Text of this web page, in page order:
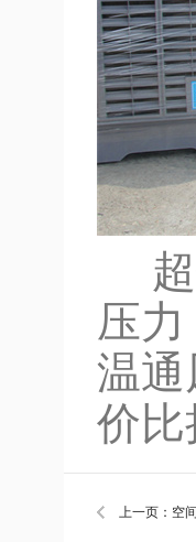
超
压
温通
价比
上一页：空